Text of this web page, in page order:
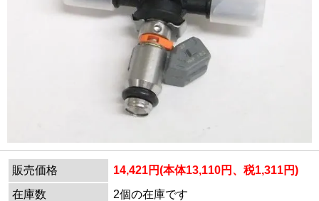
販売価格
14,421円(本体13,110円、税1,311円)
在庫数
2個の在庫です